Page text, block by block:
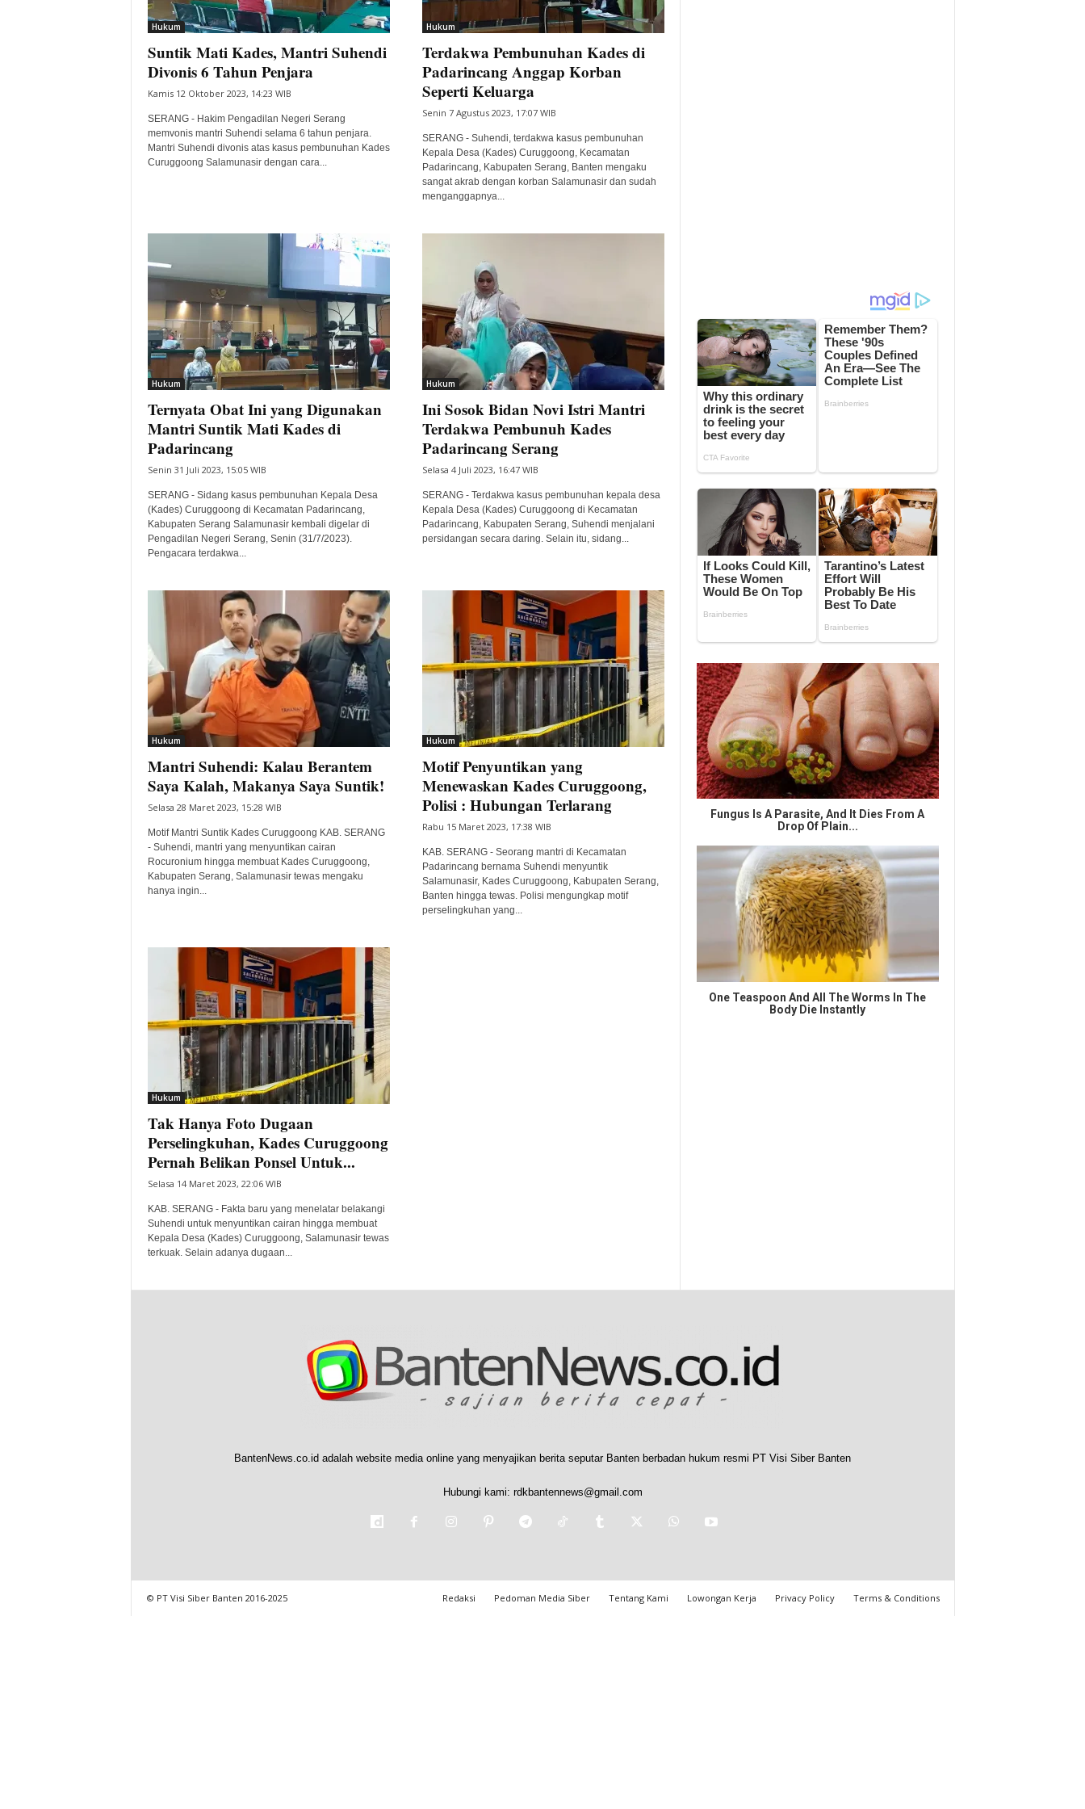
Hukum
Suntik Mati Kades, Mantri Suhendi
Divonis 6 Tahun Penjara
Kamis 12 Oktober 2023, 14:23 WIB
SERANG - Hakim Pengadilan Negeri Serang
memvonis mantri Suhendi selama 6 tahun penjara.
Mantri Suhendi divonis atas kasus pembunuhan Kades
Curuggoong Salamunasir dengan cara...
Hukum
Terdakwa Pembunuhan Kades di
Padarincang Anggap Korban
Seperti Keluarga
Senin 7 Agustus 2023, 17:07 WIB
SERANG - Suhendi, terdakwa kasus pembunuhan
Kepala Desa (Kades) Curuggoong, Kecamatan
Padarincang, Kabupaten Serang, Banten mengaku
sangat akrab dengan korban Salamunasir dan sudah
menganggapnya...
Hukum
Ternyata Obat Ini yang Digunakan
Mantri Suntik Mati Kades di
Padarincang
Senin 31 Juli 2023, 15:05 WIB
SERANG - Sidang kasus pembunuhan Kepala Desa
(Kades) Curuggoong di Kecamatan Padarincang,
Kabupaten Serang Salamunasir kembali digelar di
Pengadilan Negeri Serang, Senin (31/7/2023).
Pengacara terdakwa...
Hukum
Ini Sosok Bidan Novi Istri Mantri
Terdakwa Pembunuh Kades
Padarincang Serang
Selasa 4 Juli 2023, 16:47 WIB
SERANG - Terdakwa kasus pembunuhan kepala desa
Kepala Desa (Kades) Curuggoong di Kecamatan
Padarincang, Kabupaten Serang, Suhendi menjalani
persidangan secara daring. Selain itu, sidang...
Hukum
Mantri Suhendi: Kalau Berantem
Saya Kalah, Makanya Saya Suntik!
Selasa 28 Maret 2023, 15:28 WIB
Motif Mantri Suntik Kades Curuggoong KAB. SERANG
- Suhendi, mantri yang menyuntikan cairan
Rocuronium hingga membuat Kades Curuggoong,
Kabupaten Serang, Salamunasir tewas mengaku
hanya ingin...
Hukum
Motif Penyuntikan yang
Menewaskan Kades Curuggoong,
Polisi : Hubungan Terlarang
Rabu 15 Maret 2023, 17:38 WIB
KAB. SERANG - Seorang mantri di Kecamatan
Padarincang bernama Suhendi menyuntik
Salamunasir, Kades Curuggoong, Kabupaten Serang,
Banten hingga tewas. Polisi mengungkap motif
perselingkuhan yang...
Hukum
Tak Hanya Foto Dugaan
Perselingkuhan, Kades Curuggoong
Pernah Belikan Ponsel Untuk...
Selasa 14 Maret 2023, 22:06 WIB
KAB. SERANG - Fakta baru yang menelatar belakangi
Suhendi untuk menyuntikan cairan hingga membuat
Kepala Desa (Kades) Curuggoong, Salamunasir tewas
terkuak. Selain adanya dugaan...
Fungus Is A Parasite, And It Dies From A
Drop Of Plain...
One Teaspoon And All The Worms In The
Body Die Instantly
BantenNews.co.id adalah website media online yang menyajikan berita seputar Banten berbadan hukum resmi PT Visi Siber Banten
Hubungi kami: rdkbantennews@gmail.com
Redaksi Pedoman Media Siber Tentang Kami Lowongan Kerja Privacy Policy Terms & Conditions
© PT Visi Siber Banten 2016-2025